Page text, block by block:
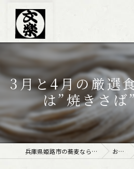
3月と4月の厳選
は”焼きさば
兵庫県姫路市の蕎麦なら文楽皿そば 姫路駅南店 お知らせ